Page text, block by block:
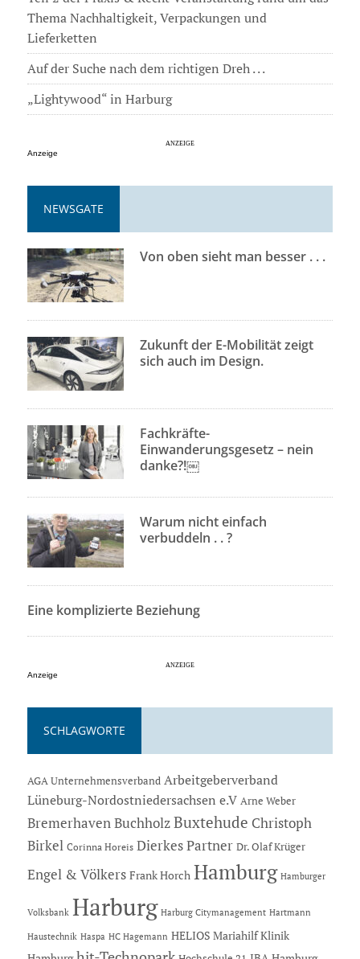
Thema Nachhaltigkeit, Verpackungen und
Lieferketten
Auf der Suche nach dem richtigen Dreh . . .
„Lightywood“ in Harburg
Anzeige
NEWSGATE
Von oben sieht man besser . . .
Zukunft der E-Mobilität zeigt
sich auch im Design.
Fachkräfte-
Einwanderungsgesetz – nein
danke?!￼
Warum nicht einfach
verbuddeln . . ?
Eine komplizierte Beziehung
Anzeige
SCHLAGWORTE
AGA Unternehmensverband Arbeitgeberverband
Lüneburg-Nordostniedersachsen e.V Arne Weber
Bremerhaven Buchholz Buxtehude Christoph
Birkel Corinna Horeis Dierkes Partner Dr. Olaf Krüger
Engel & Völkers Frank Horch Hamburg Hamburger
Volksbank Harburg Harburg Citymanagement Hartmann
Haustechnik Haspa HC Hagemann HELIOS Mariahilf Klinik